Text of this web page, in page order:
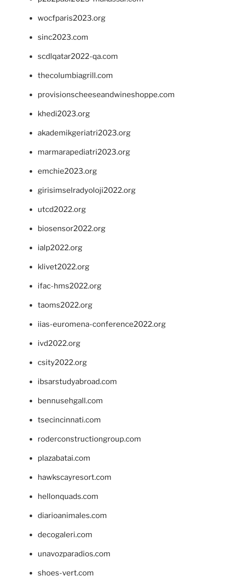
wocfparis2023.org
sinc2023.com
scdlqatar2022-qa.com
thecolumbiagrill.com
provisionscheeseandwineshoppe.com
khedi2023.org
akademikgeriatri2023.org
marmarapediatri2023.org
emchie2023.org
girisimselradyoloji2022.org
utcd2022.org
biosensor2022.org
ialp2022.org
klivet2022.org
ifac-hms2022.org
taoms2022.org
iias-euromena-conference2022.org
ivd2022.org
csity2022.org
ibsarstudyabroad.com
bennusehgall.com
tsecincinnati.com
roderconstructiongroup.com
plazabatai.com
hawkscayresort.com
hellonquads.com
diarioanimales.com
decogaleri.com
unavozparadios.com
shoes-vert.com